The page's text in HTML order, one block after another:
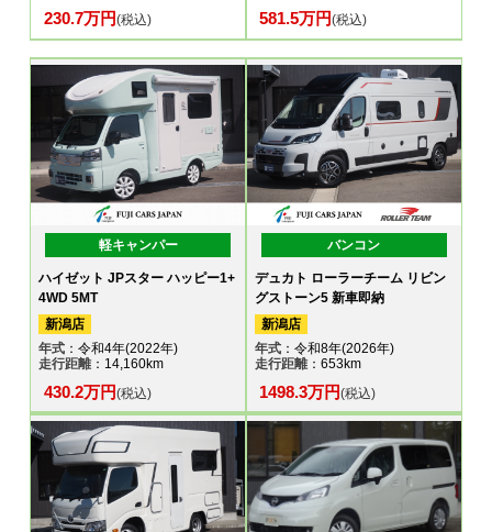
230.7万円(税込) 581.5万円(税込)
軽キャンパー
ハイゼット JPスター ハッピー1+
4WD 5MT
新潟店
年式 ：令和4年(2022年)
走行距離：14,160km
430.2万円(税込)
バンコン
デュカト ローラーチーム リビン
グストーン5 新車即納
新潟店
年式：令和8年(2026年)
走行距離：653km
1498.3万円(税込)